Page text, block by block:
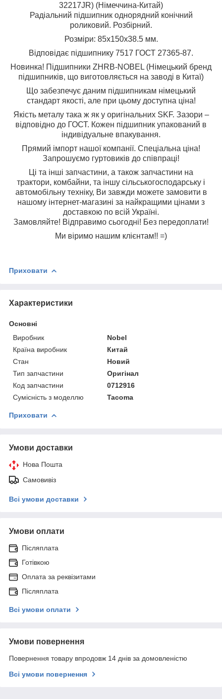
32217JR) (Німеччина-Китай)
Радіальний підшипник однорядний конічний
роликовий. Розбірний.
Розміри: 85x150x38.5 мм.
Відповідає підшипнику 7517 ГОСТ 27365-87.
Новинка! Підшипники ZHRB-NOBEL (Німецький бренд
підшипників, що виготовляється на заводі в Китаї)
Що забезпечує даним підшипникам німецький
стандарт якості, але при цьому доступна ціна!
Якість металу така ж як у оригінальних SKF. Зазори –
відповідно до ГОСТ. Кожен підшипник упакований в
індивідуальне впакування.
Прямий імпорт нашої компанії. Спеціальна ціна!
Запрошуємо гуртовиків до співпраці!
Ці та інші запчастини, а також запчастини на
трактори, комбайни, та іншу сільськогосподарську і
автомобільну техніку, Ви завжди можете замовити в
нашому інтернет-магазині за найкращими цінами з
доставкою по всій Україні.
Замовляйте! Відправимо сьогодні! Без передоплати!
Ми віримо нашим клієнтам!! =)
Приховати
Характеристики
Основні
Виробник
Nobel
Країна виробник
Китай
Стан
Новий
Тип запчастини
Оригінал
Код запчастини
0712916
Сумісність з моделлю
Tacoma
Приховати
Умови доставки
Нова Пошта
Самовивіз
Всі умови доставки
Умови оплати
Післяплата
Готівкою
Оплата за реквізитами
Післяплата
Всі умови оплати
Умови повернення
Повернення товару впродовж 14 днів за домовленістю
Всі умови повернення